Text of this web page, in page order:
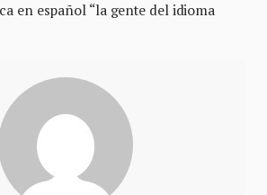
en español “la gente del idioma